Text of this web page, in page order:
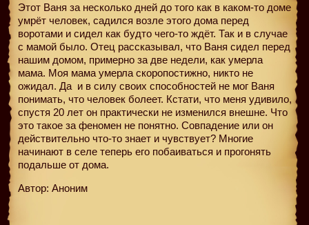
Этот Ваня за несколько дней до того как в каком-то доме
умрёт человек, садился возле этого дома перед
воротами и сидел как будто чего-то ждёт. Так и в случае
с мамой было. Отец рассказывал, что Ваня сидел перед
нашим домом, примерно за две недели, как умерла
мама. Моя мама умерла скоропостижно, никто не
ожидал. Да и в силу своих способностей не мог Ваня
понимать, что человек болеет. Кстати, что меня удивило,
спустя 20 лет он практически не изменился внешне. Что
это такое за феномен не понятно. Совпадение или он
действительно что-то знает и чувствует? Многие
начинают в селе теперь его побаиваться и прогонять
подальше от дома.
Автор: Аноним